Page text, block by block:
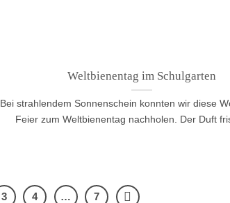
Weltbienentag im Schulgarten
Bei strahlendem Sonnenschein konnten wir diese
Feier zum Weltbienentag nachholen. Der Duft
3 4 … 7